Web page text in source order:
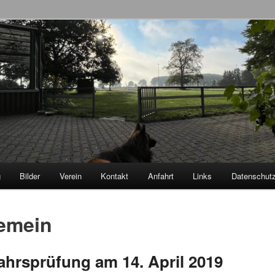
OG
Bilder Verein Kontakt Anfahrt Links
am 14. April 2019